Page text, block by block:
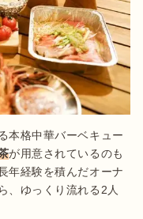
本格中華バーベキュー
が用意されているのも
年経験を積んだオーナ
、ゆっくり流れる2人